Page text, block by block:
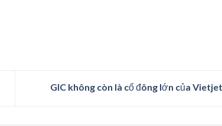
GIC không còn là cổ đông lớn của Vietjet